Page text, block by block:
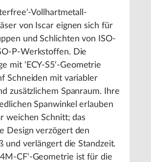
Vollhartmetall-
von Iscar eignen sich für
und Schlichten von ISO-
P-Werkstoffen. Die
mit ‘ECY-S5‘-Geometrie
Schneiden mit variabler
zusätzlichem Spanraum. Ihre
Spanwinkel erlauben
weichen Schnitt; das
Design verzögert den
und verlängert die Standzeit.
CF‘-Geometrie ist für die